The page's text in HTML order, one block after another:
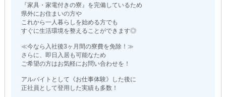
『家具・家電付きの寮』を完備しているため
県外にお住まいの方や
これから一人暮らしを始める方でも
すぐに生活環境を整えることができます◎
≪今なら入社後3ヶ月間の寮費を免除！≫
さらに、即日入居も可能なため
ご希望の方はお気軽にお問い合わせを！
アルバイトとして《お仕事体験》した後に
正社員として登用した実績も多数！